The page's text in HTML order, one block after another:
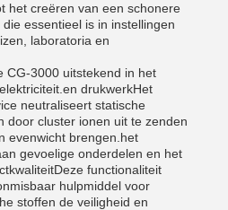
het creëren van een schonere
essentieel is in instellingen
laboratoria en
CG-3000 uitstekend in het
drukwerkHet
neutraliseert statische
door cluster ionen uit te zenden
evenwicht brengen.het
gevoelige onderdelen en het
functionaliteit
hulpmiddel voor
stoffen de veiligheid en